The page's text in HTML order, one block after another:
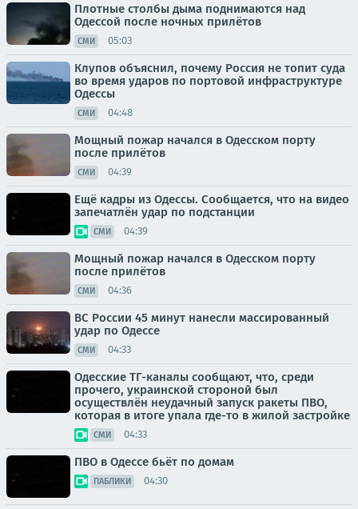
Плотные столбы дыма поднимаются над
Одессой после ночных прилётов
СМИ 05:03
Клупов объяснил, почему Россия не топит суда
во время ударов по портовой инфраструктуре
Одессы
СМИ 04:48
Мощный пожар начался в Одесском порту
после прилётов
СМИ 04:39
Ещё кадры из Одессы. Сообщается, что на видео
запечатлён удар по подстанции
СМИ 04:39
Мощный пожар начался в Одесском порту
после прилётов
СМИ 04:36
ВС России 45 минут нанесли массированный
удар по Одессе
СМИ 04:33
Одесские ТГ-каналы сообщают, что, среди
прочего, украинской стороной был
осуществлён неудачный запуск ракеты ПВО,
которая в итоге упала где-то в жилой застройке
СМИ 04:33
ПВО в Одессе бьёт по домам
ПАБЛИКИ 04:30